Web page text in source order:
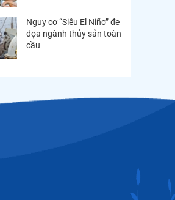
Bản
Nguy cơ “Siêu El Niño” đe
dọa ngành thủy sản toàn
cầu